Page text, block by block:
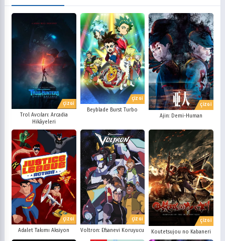
ÇİZGİ
Trol Avcıları: Arcadia
Hikâyeleri
ÇİZGİ
Beyblade Burst Turbo
ÇİZGİ
Ajin: Demi-Human
ÇİZGİ
Adalet Takımı Aksiyon
ÇİZGİ
Voltron: Efsanevi Koruyucu
ÇİZGİ
Koutetsujou no Kabaneri